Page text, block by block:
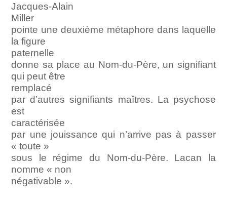
Jacques-Alain
Miller
pointe une deuxième métaphore dans laquelle
la figure
paternelle
donne sa place au Nom-du-Père, un signifiant
qui peut être
remplacé
par d’autres signifiants maîtres. La psychose
est
caractérisée
par une jouissance qui n’arrive pas à passer
« toute »
sous le régime du Nom-du-Père. Lacan la
nomme « non
négativable ».